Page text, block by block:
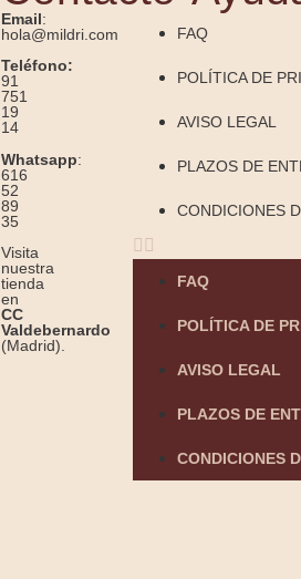
Email:
hola@mildri.com
Teléfono:
91
751
19
14
Whatsapp:
616
52
89
35
Visita
nuestra
tienda
en
CC
Valdebernardo
(Madrid).
FAQ
POLÍTICA DE
AVISO LEGAL
PLAZOS DE
CONDICIONES
FAQ
POLÍTICA DE
AVISO LEGAL
PLAZOS DE
CONDICIONES